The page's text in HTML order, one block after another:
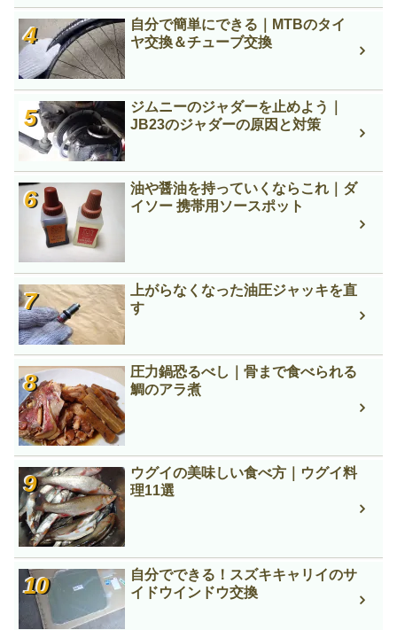
自分で簡単にできる｜MTBのタイ
ヤ交換＆チューブ交換
ジムニーのジャダーを止めよう｜
JB23のジャダーの原因と対策
油や醤油を持っていくならこれ｜ダ
イソー 携帯用ソースポット
上がらなくなった油圧ジャッキを直
す
圧力鍋恐るべし｜骨まで食べられる
鯛のアラ煮
ウグイの美味しい食べ方｜ウグイ料
理11選
自分でできる！スズキキャリイのサ
イドウインドウ交換